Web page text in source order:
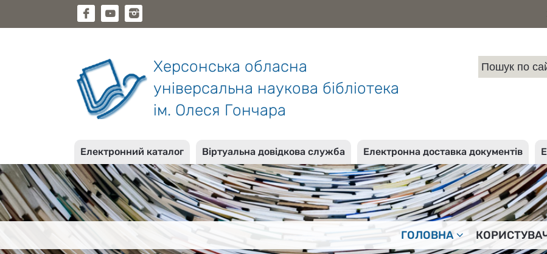
Херсонська обласна
універсальна наукова бібліотека
ім. Олеся Гончара
Електронний каталог Віртуальна довідкова служба Електронна доставка документів
ГОЛОВНА